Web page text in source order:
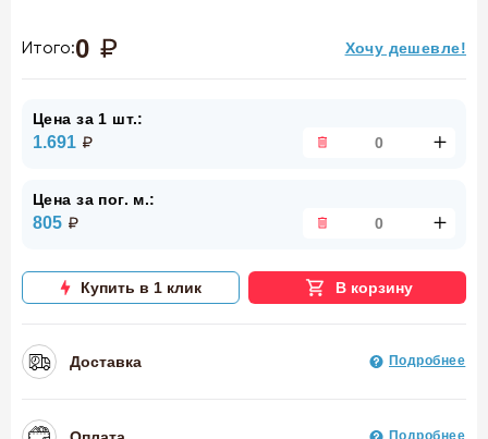
Итого:0 Хочу дешевле!
Цена за 1 шт.:
1.691
Цена за пог. м.:
805
Купить в 1 клик В корзину
Доставка Подробнее
Подробнее